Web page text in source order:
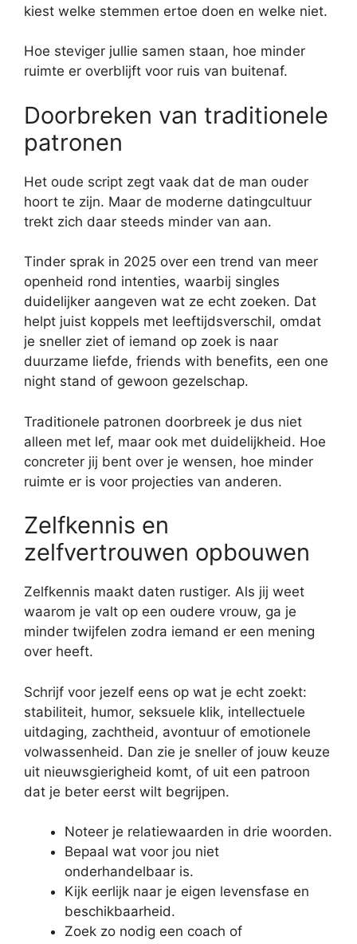
kiest welke stemmen ertoe doen en welke niet.
Hoe steviger jullie samen staan, hoe minder
ruimte er overblijft voor ruis van buitenaf.
Doorbreken van traditionele
patronen
Het oude script zegt vaak dat de man ouder
hoort te zijn. Maar de moderne datingcultuur
trekt zich daar steeds minder van aan.
Tinder sprak in 2025 over een trend van meer
openheid rond intenties, waarbij singles
duidelijker aangeven wat ze echt zoeken. Dat
helpt juist koppels met leeftijdsverschil, omdat
je sneller ziet of iemand op zoek is naar
duurzame liefde, friends with benefits, een one
night stand of gewoon gezelschap.
Traditionele patronen doorbreek je dus niet
alleen met lef, maar ook met duidelijkheid. Hoe
concreter jij bent over je wensen, hoe minder
ruimte er is voor projecties van anderen.
Zelfkennis en
zelfvertrouwen opbouwen
Zelfkennis maakt daten rustiger. Als jij weet
waarom je valt op een oudere vrouw, ga je
minder twijfelen zodra iemand er een mening
over heeft.
Schrijf voor jezelf eens op wat je echt zoekt:
stabiliteit, humor, seksuele klik, intellectuele
uitdaging, zachtheid, avontuur of emotionele
volwassenheid. Dan zie je sneller of jouw keuze
uit nieuwsgierigheid komt, of uit een patroon
dat je beter eerst wilt begrijpen.
Noteer je relatiewaarden in drie woorden.
Bepaal wat voor jou niet
onderhandelbaar is.
Kijk eerlijk naar je eigen levensfase en
beschikbaarheid.
Zoek zo nodig een coach of